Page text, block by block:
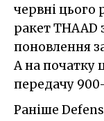
червні цього
ракет THAAD
поновлення
А на початку
передачу
Раніше